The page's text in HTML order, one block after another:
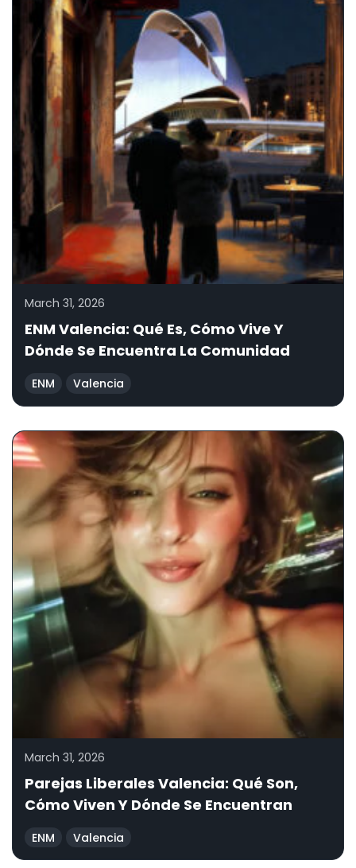
March 31, 2026
ENM Valencia: Qué Es, Cómo Vive Y
Dónde Se Encuentra La Comunidad
ENM Valencia
March 31, 2026
Parejas Liberales Valencia: Qué Son,
Cómo Viven Y Dónde Se Encuentran
ENM Valencia